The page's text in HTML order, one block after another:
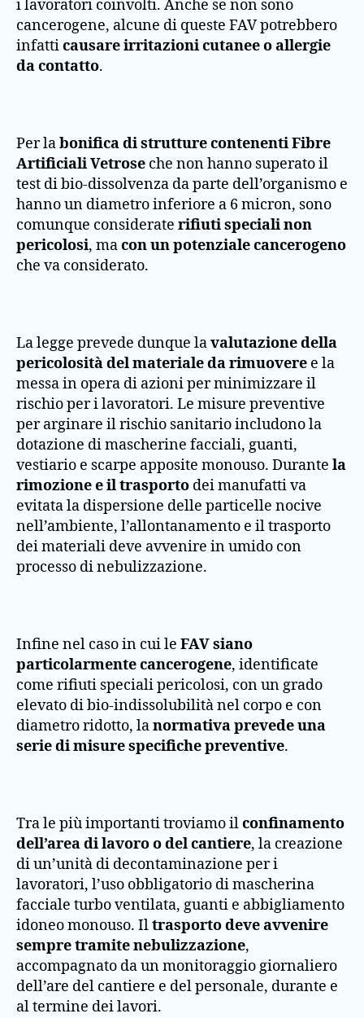
i lavoratori coinvolti. Anche se non sono
cancerogene, alcune di queste FAV potrebbero
infatticausare irritazioni cutanee o allergie
da contatto.
Per labonifica di strutture contenenti Fibre
Artificiali Vetrose che non hanno superato il
test di bio-dissolvenza da parte dell’organismo e
hanno un diametro inferiore a 6 micron, sono
comunque considerate rifiuti speciali non
pericolosi, macon un potenziale cancerogeno
che va considerato.
La legge prevede dunque lavalutazione della
pericolosità del materiale da rimuovere e la
messa in opera di azioni per minimizzare il
rischio per i lavoratori. Le misure preventive
per arginare il rischio sanitario includono la
dotazione di mascherine facciali, guanti,
vestiario e scarpe apposite monouso. Durante la
rimozione e il trasporto dei manufatti va
evitata la dispersione delle particelle nocive
nell’ambiente, l’allontanamento e il trasporto
dei materiali deve avvenire in umido con
processo di nebulizzazione.
Infine nel caso in cui le FAV siano
particolarmente cancerogene, identificate
come rifiuti speciali pericolosi, con un grado
elevato di bio-indissolubilità nel corpo e con
diametro ridotto, lanormativa prevede una
serie di misure specifiche preventive.
Tra le più importanti troviamo ilconfinamento
dell’area di lavoro o del cantiere, la creazione
di un’unità di decontaminazione per i
lavoratori, l’uso obbligatorio di mascherina
facciale turbo ventilata, guanti e abbigliamento
idoneo monouso. Iltrasporto deve avvenire
sempre tramite nebulizzazione,
accompagnato da un monitoraggio giornaliero
dell’are del cantiere e del personale, durante e
al termine dei lavori.